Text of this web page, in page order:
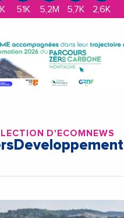
51K 5,2M 5,7K 2,6K
D'ECOMNEWS